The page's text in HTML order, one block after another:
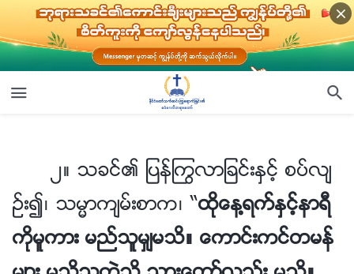
၂။ သခင္၏ ျပန္ႂကြလာျခင္းႏွင့္ စပ္လ်
ဥ္း၍၊ သမၼာက်မ္းစာက၊ “ထိုေန႔ရက္ႏွင့္နာရီ
ကိုမူကား မည္သူမွ်မသိ။ ေကာင္းကင္တမန္